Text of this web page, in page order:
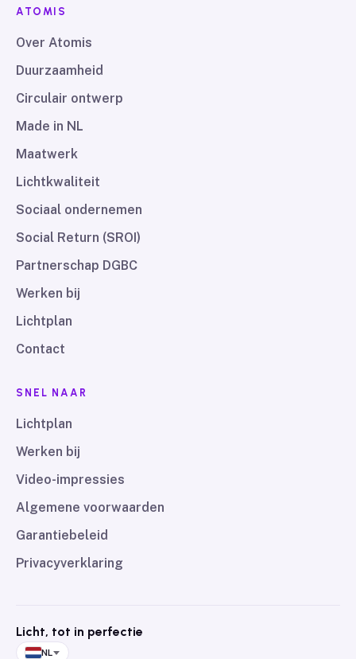
ATOMIS
Over Atomis
Duurzaamheid
Circulair ontwerp
Made in NL
Maatwerk
Lichtkwaliteit
Sociaal ondernemen
Social Return (SROI)
Partnerschap DGBC
Werken bij
Lichtplan
Contact
SNEL NAAR
Lichtplan
Werken bij
Video-impressies
Algemene voorwaarden
Garantiebeleid
Privacyverklaring
Licht, tot in perfectie
NL